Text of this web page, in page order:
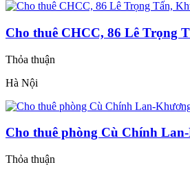
Cho thuê CHCC, 86 Lê Trọng
Thỏa thuận
Hà Nội
Cho thuê phòng Cù Chính
Thỏa thuận